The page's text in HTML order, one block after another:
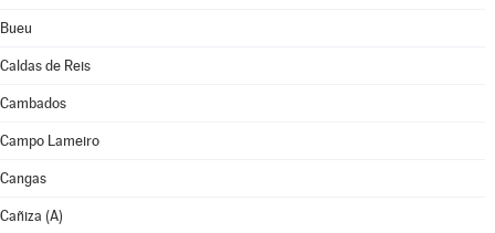
Bueu
Caldas de Reis
Cambados
Campo Lameiro
Cangas
Cañiza (A)